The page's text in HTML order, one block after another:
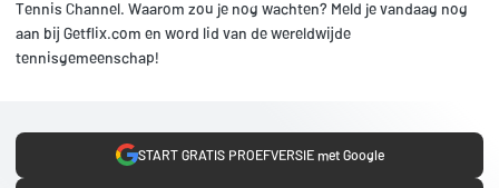
Tennis Channel. Waarom zou je nog wachten? Meld je vandaag nog
aan bij Getflix.com en word lid van de wereldwijde
tennisgemeenschap!
START GRATIS PROEFVERSIE met Google